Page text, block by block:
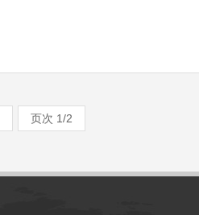
页次 1/2